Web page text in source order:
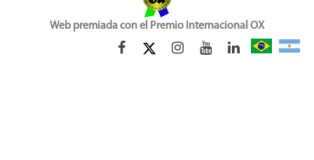
Web premiada con el Premio Internacional OX